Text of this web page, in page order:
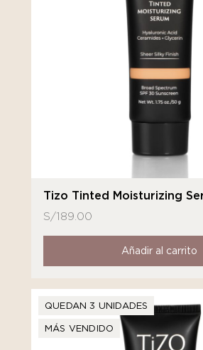
Tizo Tinted Moisturizing
S/189.00
Añadir al carrito
QUEDAN 3 UNIDADES
MÁS VENDIDO